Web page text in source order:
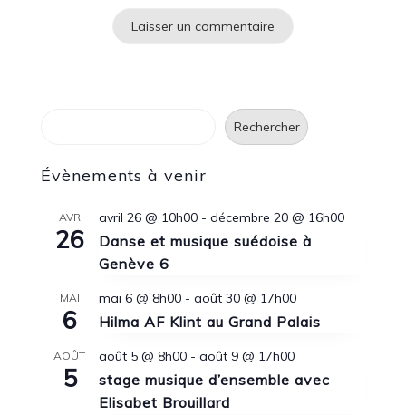
Rechercher
Évènements à venir
AVR
26
avril 26 @ 10h00- décembre 20 @ 16h00
Danse et musique suédoise à
Genève 6
MAI
6
mai 6 @ 8h00- août 30 @ 17h00
Hilma AF Klint au Grand Palais
AOÛT
5
août 5 @ 8h00- août 9 @ 17h00
stage musique d’ensemble avec
Elisabet Brouillard